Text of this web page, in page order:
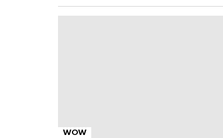
WOW